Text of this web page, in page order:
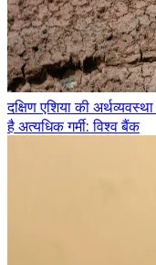
दक्षिण एशिया की
है अत्यधिक गर्मी: विश्व बैंक